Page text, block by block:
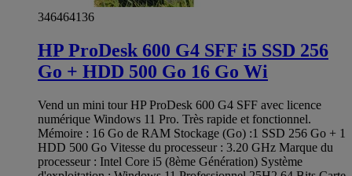
346464136
HP ProDesk 600 G4 SFF i5 SSD 256
Go + HDD 500 Go 16 Go Wi
Vend un mini tour HP ProDesk 600 G4 SFF avec licence
numérique Windows 11 Pro. Très rapide et fonctionnel.
Mémoire : 16 Go de RAM Stockage (Go) :1 SSD 256 Go + 1
HDD 500 Go Vitesse du processeur : 3.20 GHz Marque du
processeur : Intel Core i5 (8ème Génération) Système